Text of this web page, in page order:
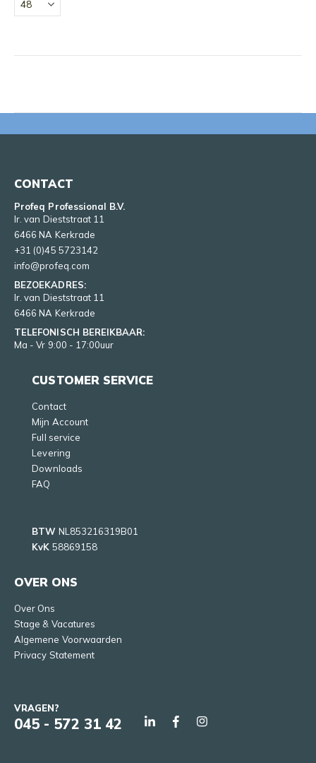
CONTACT
Profeq Professional B.V.
Ir. van Dieststraat 11
6466 NA Kerkrade
+31 (0)45 5723142
info@profeq.com
BEZOEKADRES:
Ir. van Dieststraat 11
6466 NA Kerkrade
TELEFONISCH BEREIKBAAR:
Ma - Vr 9:00 - 17:00uur
CUSTOMER SERVICE
Contact
Mijn Account
Full service
Levering
Downloads
FAQ
BTW NL853216319B01
KvK 58869158
OVER ONS
Over Ons
Stage & Vacatures
Algemene Voorwaarden
Privacy Statement
VRAGEN?
045 - 572 31 42